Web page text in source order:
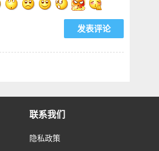
联系我们
隐私政策